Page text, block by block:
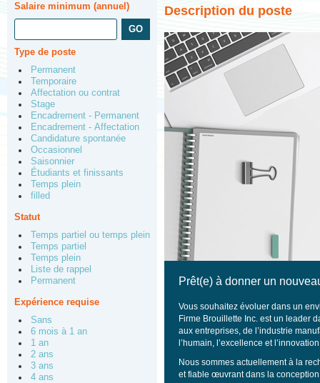
Salaire minimum (annuel)
Type de poste
Permanent
Temporaire
Affectation ou contrat
Stage
Encadrement - Permanent
Encadrement - Affectation
Candidature spontanée
Occasionnel
Saisonnier
Étudiants et finissants
Temps plein
filled
Statut
Temps partiel ou temps plein
Temps partiel
Temps plein
Liste de rappel
Permanent
Expérience requise
Sans
6 mois à 1 an
1 an
2 ans
3 ans
4 ans
Description du poste
Prêt(e) à donner un
Vous souhaitez évoluer dans un
Firme Brouillette Inc. est un leader
aux entreprises, de l’industrie
l’humain, l’excellence et
Nous sommes actuellement à la
et fiable œuvrant dans la